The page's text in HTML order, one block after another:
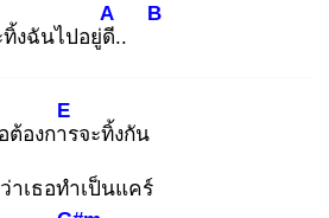
ทิ้งฉันไปอยู่ดี.
A
.
B
ต้องการ
E
จะทิ้งกัน
าเธอทำเป็นแคร์